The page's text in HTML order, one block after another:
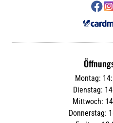

Montag:
Dienstag:
Mittwoch:
Donnerstag: